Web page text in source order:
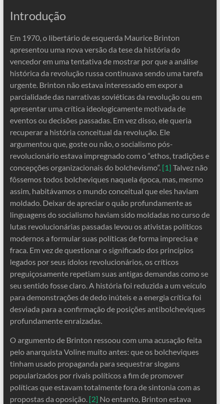
Introdução
Em 1970, o libertário de esquerda Maurice Brinton
apresentou uma nova versão da tese da história do
vencedor em uma tentativa de mostrar por que a análise
histórica da revolução russa continuava sendo uma tarefa
urgente. Brinton não estava interessado em expor a
parcialidade das narrativas soviéticas da revolução ou em
apresentar uma crítica ideologicamente motivada de
eventos ou decisões passadas. Em vez disso, ele queria
recuperar a história conceitual da revolução. Ele
argumentou que, goste ou não, o socialismo pós-
revolucionário estava impregnado com o “ethos, tradições e
concepções organizacionais do bolchevismo”. [1] Talvez não
fôssemos todos bolcheviques naquela época, mas, mesmo
assim, habitávamos o mundo conceitual que eles haviam
moldado. Deixar de apreciar o quão profundamente as
linguagens do socialismo haviam sido moldadas no curso de
lutas revolucionárias passadas levou os ativistas políticos
modernos a formular suas políticas de forma imprecisa e
fraca. Em vez de questionar o significado dos princípios
legados por seus ídolos revolucionários, os críticos
preguiçosamente repetiam suas antigas demandas como se
seu sentido fosse claro. A história foi reduzida a um veículo
para demonstrações de dedo inúteis e a energia crítica foi
desviada para a confirmação de posições antibolcheviques
profundamente enraizadas.
O argumento de Brinton ressoou com uma acusação feita
pelo anarquista Voline muito antes: que os bolcheviques
tinham usado propaganda para sequestrar slogans
popularizados por rivais políticos a fim de promover
políticas que estavam totalmente fora de sintonia com as
propostas da oposição. [2] No entanto, Brinton estava